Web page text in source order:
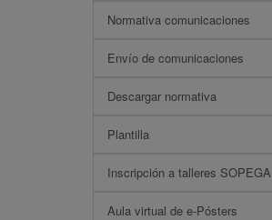
Normativa comunicaciones
Envío de comunicaciones
Descargar normativa
Plantilla
Inscripción a talleres SOPEGA
Aula virtual de e-Pósters